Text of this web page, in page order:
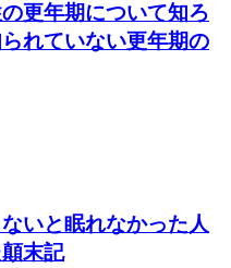
更年期について知ろ
れていない更年期の
いと眠れなかった人
末記